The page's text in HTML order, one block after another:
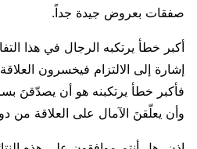
صفقات بعروض جيدة جداً.
أكبر خطأ يرتكبه الرجال في هذا
إشارة إلى الالتزام فيخسرون
فأكبر خطأ يرتكبنه هو أن يصدّقنَ
وأن يعلّقنَ الآمال على العلاقة من